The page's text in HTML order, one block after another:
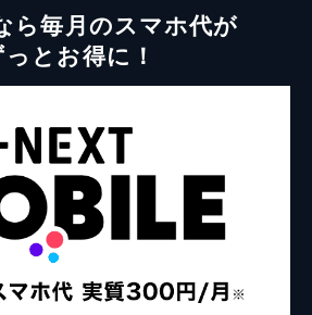
ら毎月のスマホ代が
とお得に！